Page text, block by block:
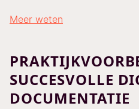
Meer weten
SUCCESVOLLE
DOCUMENTATIE